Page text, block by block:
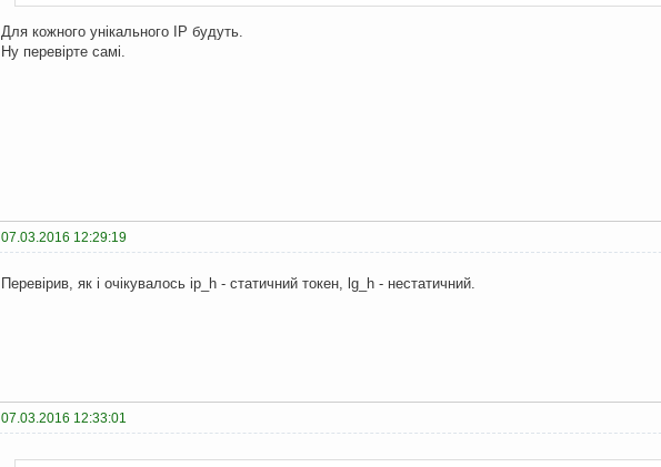
Для кожного унікального IP будуть.
Ну перевірте самі.
07.03.2016 12:29:19
Перевірив, як і очікувалось ip_h - статичний токен, lg_h - нестатичний.
07.03.2016 12:33:01